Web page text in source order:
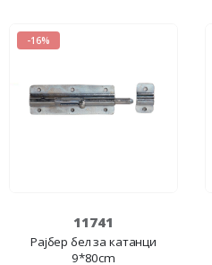
-16%
11741
Рајбер бел за катанци
9*80cm